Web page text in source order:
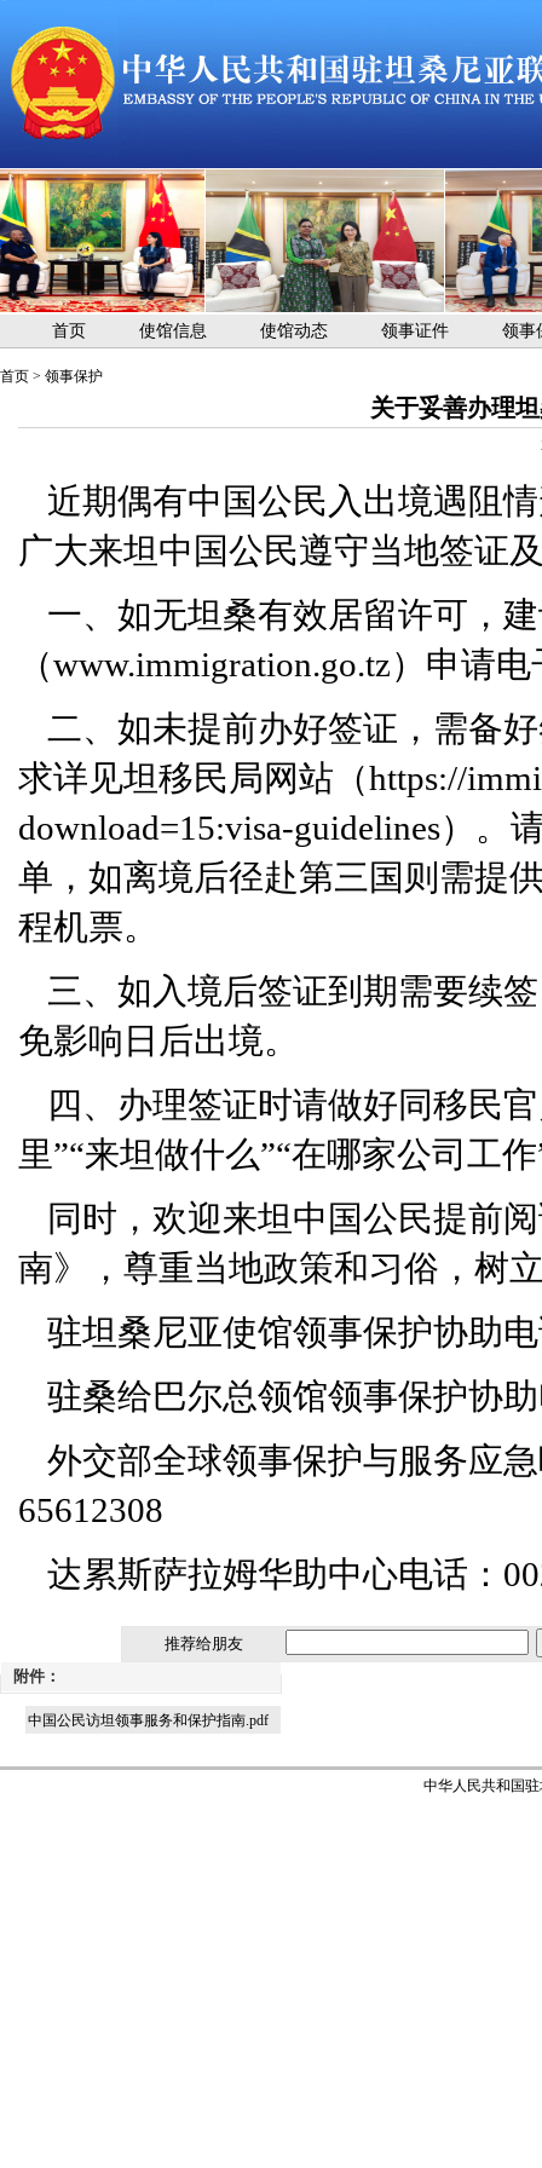
首页 使馆信息 使馆动态 领事证件 领事
首页 > 领事保护
关于妥善办理
近期偶有中国公民入出境遇阻
广大来坦中国公民遵守当地签证
一、如无坦桑有效居留许可，
（www.immigration.go.tz）申请
二、如未提前办好签证，需备
求详见坦移民局网站（https://
download=15:visa-guidelines）
单，如离境后径赴第三国则需提
程机票。
三、如入境后签证到期需要续
免影响日后出境。
四、办理签证时请做好同移民
里”“来坦做什么”“在哪家公司工
同时，欢迎来坦中国公民提前
南》，尊重当地政策和习俗，树
驻坦桑尼亚使馆领事保护协助
驻桑给巴尔总领馆领事保护协
外交部全球领事保护与服务应
65612308
达累斯萨拉姆华助中心电话：
推荐给朋友
附件：
中国公民访坦领事服务和保护指南.pdf
中华人民共和国